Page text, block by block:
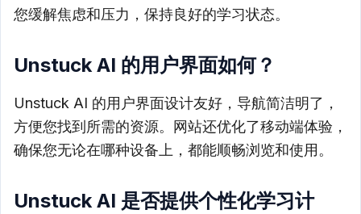
您缓解焦虑和压力，保持良好的学习状态。
Unstuck AI 的用户界面如何？
Unstuck AI 的用户界面设计友好，导航简洁明了，
方便您找到所需的资源。网站还优化了移动端体验，
确保您无论在哪种设备上，都能顺畅浏览和使用。
Unstuck AI 是否提供个性化学习计